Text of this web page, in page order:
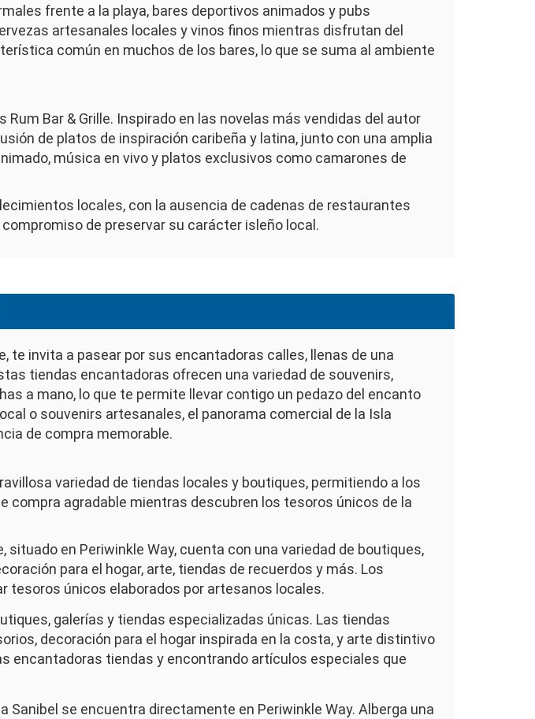
frente a la playa, bares deportivos animados y pubs
artesanales locales y vinos finos mientras disfrutan del
común en muchos de los bares, lo que se suma al ambiente
Bar & Grille. Inspirado en las novelas más vendidas del autor
de platos de inspiración caribeña y latina, junto con una amplia
música en vivo y platos exclusivos como camarones de
locales, con la ausencia de cadenas de restaurantes
de preservar su carácter isleño local.
te invita a pasear por sus encantadoras calles, llenas de una
tiendas encantadoras ofrecen una variedad de souvenirs,
a mano, lo que te permite llevar contigo un pedazo del encanto
o souvenirs artesanales, el panorama comercial de la Isla
de compra memorable.
variedad de tiendas locales y boutiques, permitiendo a los
compra agradable mientras descubren los tesoros únicos de la
en Periwinkle Way, cuenta con una variedad de boutiques,
para el hogar, arte, tiendas de recuerdos y más. Los
tesoros únicos elaborados por artesanos locales.
galerías y tiendas especializadas únicas. Las tiendas
decoración para el hogar inspirada en la costa, y arte distintivo
encantadoras tiendas y encontrando artículos especiales que
Sanibel se encuentra directamente en Periwinkle Way. Alberga una